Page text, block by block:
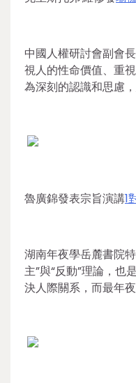
中國人權研討會副會
視人的性命價值、重
為深刻的認識和思慮
魯廣錦發表宗旨演講1
湖南年夜學岳麓書院
主”與“反動”理論，也
決人際關系，而最年夜